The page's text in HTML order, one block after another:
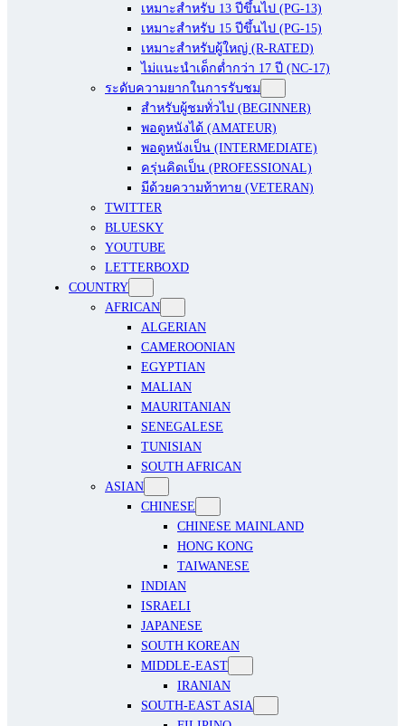
เหมาะสำหรับ 13 ปีขึ้นไป (PG-13)
เหมาะสำหรับ 15 ปีขึ้นไป (PG-15)
เหมาะสำหรับผู้ใหญ่ (R-RATED)
ไม่แนะนำเด็กต่ำกว่า 17 ปี (NC-17)
ระดับความยากในการรับชม
สำหรับผู้ชมทั่วไป (BEGINNER)
พอดูหนังได้ (AMATEUR)
พอดูหนังเป็น (INTERMEDIATE)
ครุ่นคิดเป็น (PROFESSIONAL)
มีด้วยความท้าทาย (VETERAN)
TWITTER
BLUESKY
YOUTUBE
LETTERBOXD
COUNTRY
AFRICAN
ALGERIAN
CAMEROONIAN
EGYPTIAN
MALIAN
MAURITANIAN
SENEGALESE
TUNISIAN
SOUTH AFRICAN
ASIAN
CHINESE
CHINESE MAINLAND
HONG KONG
TAIWANESE
INDIAN
ISRAELI
JAPANESE
SOUTH KOREAN
MIDDLE-EAST
IRANIAN
SOUTH-EAST ASIA